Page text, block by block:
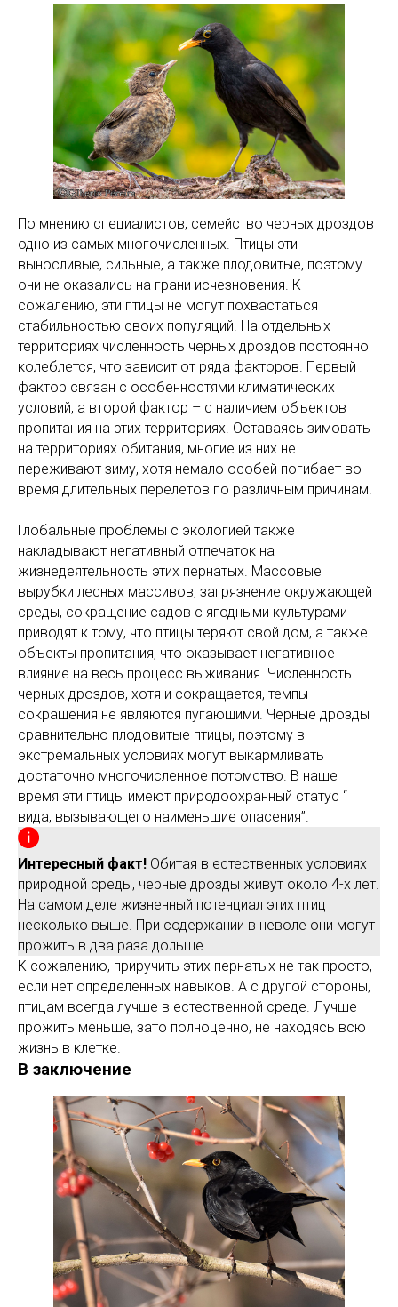
По мнению специалистов, семейство черных дроздов
одно из самых многочисленных. Птицы эти
выносливые, сильные, а также плодовитые, поэтому
они не оказались на грани исчезновения. К
сожалению, эти птицы не могут похвастаться
стабильностью своих популяций. На отдельных
территориях численность черных дроздов постоянно
колеблется, что зависит от ряда факторов. Первый
фактор связан с особенностями климатических
условий, а второй фактор – с наличием объектов
пропитания на этих территориях. Оставаясь зимовать
на территориях обитания, многие из них не
переживают зиму, хотя немало особей погибает во
время длительных перелетов по различным причинам.
Глобальные проблемы с экологией также
накладывают негативный отпечаток на
жизнедеятельность этих пернатых. Массовые
вырубки лесных массивов, загрязнение окружающей
среды, сокращение садов с ягодными культурами
приводят к тому, что птицы теряют свой дом, а также
объекты пропитания, что оказывает негативное
влияние на весь процесс выживания. Численность
черных дроздов, хотя и сокращается, темпы
сокращения не являются пугающими. Черные дрозды
сравнительно плодовитые птицы, поэтому в
экстремальных условиях могут выкармливать
достаточно многочисленное потомство. В наше
время эти птицы имеют природоохранный статус “
вида, вызывающего наименьшие опасения”.
Интересный факт! Обитая в естественных условиях
природной среды, черные дрозды живут около 4-х лет.
На самом деле жизненный потенциал этих птиц
несколько выше. При содержании в неволе они могут
прожить в два раза дольше.
К сожалению, приручить этих пернатых не так просто,
если нет определенных навыков. А с другой стороны,
птицам всегда лучше в естественной среде. Лучше
прожить меньше, зато полноценно, не находясь всю
жизнь в клетке.
В заключение